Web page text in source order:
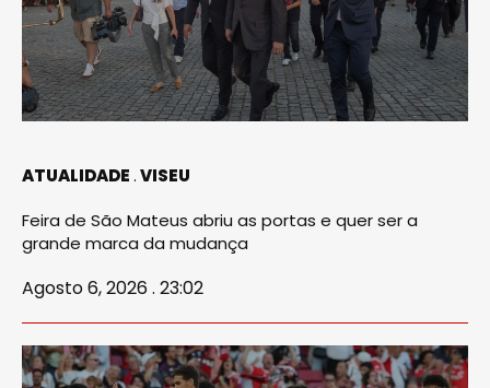
ATUALIDADE VISEU
Feira de São Mateus abriu as portas e quer ser a
grande marca da mudança
Agosto 6, 2026 . 23:02